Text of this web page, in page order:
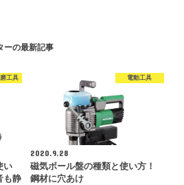
ーの最新記事
工具
い
も静
電動工具
2020.9.28
磁気ボール盤の種類と使い方！
鋼材に穴あけ